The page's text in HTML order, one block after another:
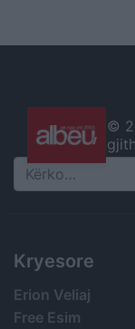
©
Search
Kryesore
Erion Veliaj
Free Esim